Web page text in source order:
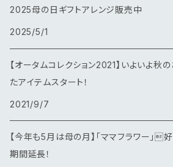
冬
2025母の日ギフトアレンジ販売中
2025/5/1
【オータムコレクション2021】いよいよ秋
たアイテムスタート！
2021/9/7
【今年も5月は母の月】「ママフラワー」好
期間延長！